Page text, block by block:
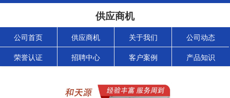
供应商机
公司首页 供应商机 关于我们 公司动态
荣誉认证 招聘中心 客户案例 产品知识